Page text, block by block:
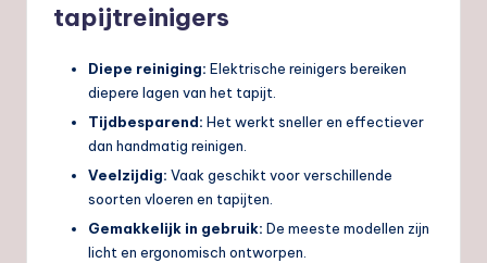
tapijtreinigers
Diepe reiniging: Elektrische reinigers bereiken
diepere lagen van het tapijt.
Tijdbesparend: Het werkt sneller en effectiever
dan handmatig reinigen.
Veelzijdig: Vaak geschikt voor verschillende
soorten vloeren en tapijten.
Gemakkelijk in gebruik: De meeste modellen zijn
licht en ergonomisch ontworpen.